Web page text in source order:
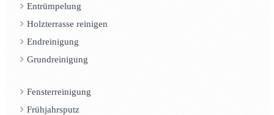
Entrümpelung
Holzterrasse reinigen
Endreinigung
Grundreinigung
Fensterreinigung
Frühjahrsputz